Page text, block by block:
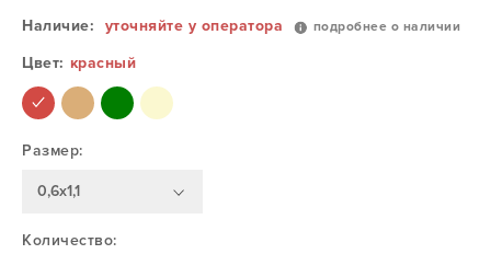
Наличие: уточняйте у оператора подробнее о наличии
Цвет: красный
Размер:
0,6х1,1
Количество: